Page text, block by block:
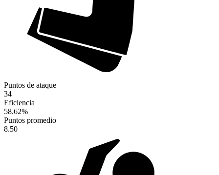
Puntos de ataque
34
Eficiencia
58.62%
Puntos promedio
8.50